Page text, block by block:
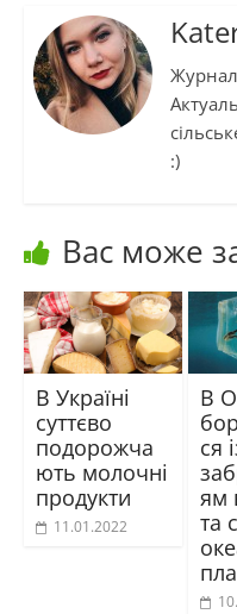
:)
Вас може
В Україні
суттєво
подорожча
ють молочні
продукти
11.01.2022
В
ся
ям
та